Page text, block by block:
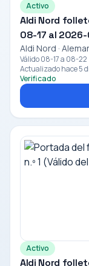
Activo
Aldi Nord
08-17 al
Aldi Nord ·
Válido 08-17 a 08-22
Actualizado hace 5
Verificado
Activo
Aldi Nord